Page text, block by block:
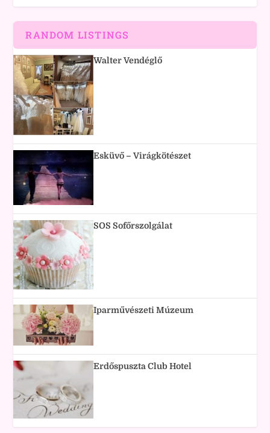
RANDOM LISTINGS
Walter Vendéglő
Esküvő – Virágkötészet
SOS Sofőrszolgálat
Iparművészeti Múzeum
Erdőspuszta Club Hotel